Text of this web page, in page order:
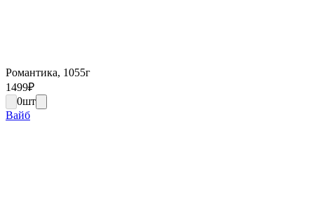
Романтика, 1055г
1499₽
0шт
Вайб